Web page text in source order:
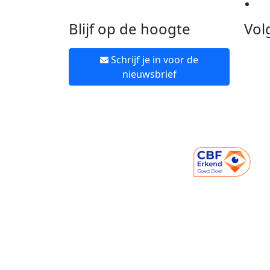
Blijf op de hoogte
Schrijf je in voor de
nieuwsbrief